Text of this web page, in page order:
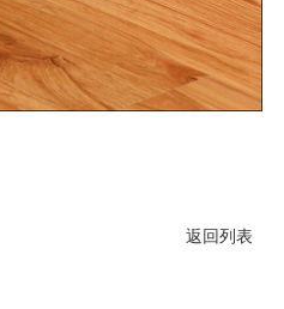
返回列表